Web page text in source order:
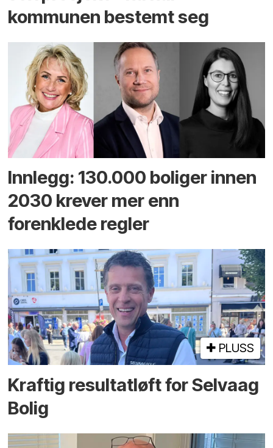
kommunen bestemt seg
Innlegg: 130.000 boliger innen
2030 krever mer enn
forenklede regler
PLUSS
Kraftig resultatløft for Selvaag
Bolig